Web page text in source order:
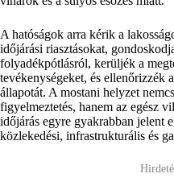
A hatóságok arra kérik a
időjárási riasztásokat,
folyadékpótlásról, kerüljék a
tevékenységeket, és ellenőrizzék
állapotát. A mostani helyzet
figyelmeztetés, hanem az egész
időjárás egyre gyakrabban jelent
közlekedési, infrastrukturális és